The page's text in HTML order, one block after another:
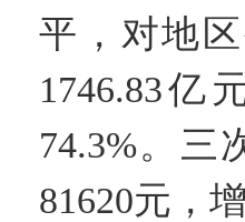
平，对地
1746.83亿
74.3%。三
81620元，